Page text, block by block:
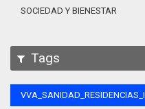
SOCIEDAD Y BIENESTAR
Tags